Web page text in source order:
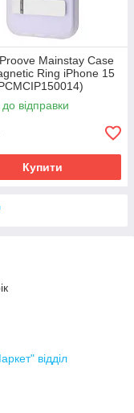
Mainstay Case
Ring iPhone 15
відправки
Купити
відділ